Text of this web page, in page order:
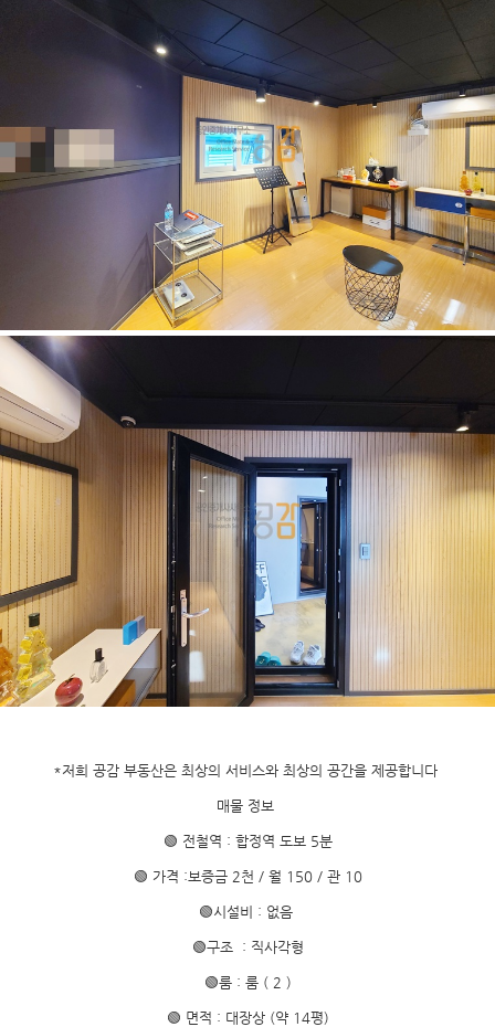
*저희 공감 부동산은 최상의 서비스와 최상의 공간을 제공합니다
매물 정보
🟢 전철역 : 합정역 도보 5분
🟢 가격 :보증금 2천 / 월 150 / 관 10
🟢시설비 : 없음
🟢구조 : 직사각형
🟢룸 : 룸 ( 2 )
🟢 면적 : 대장상 (약 14평)